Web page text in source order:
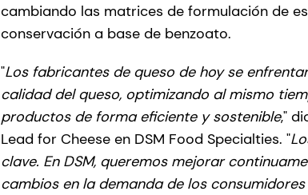
cambiando las matrices de formulación de
conservación a base de benzoato.
"Los fabricantes de queso de hoy se
calidad del queso, optimizando al mismo
productos de forma eficiente y sostenible,"
Lead for Cheese en DSM Food Specialties. "
clave. En DSM, queremos mejorar
cambios en la demanda de los